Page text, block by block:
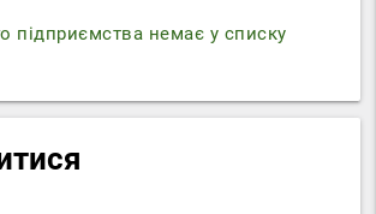
підприємства немає у списку